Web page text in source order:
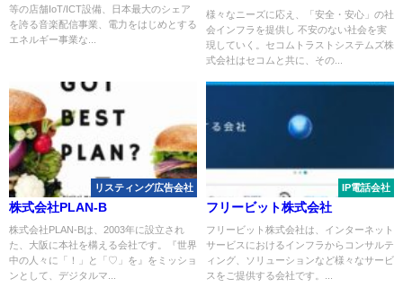
等の店舗IoT/ICT設備、日本最大のシェア
を誇る音楽配信事業、電力をはじめとする
エネルギー事業な...
様々なニーズに応え、「安全・安心」の社
会インフラを提供し 不安のない社会を実
現していく。セコムトラストシステムズ株
式会社はセコムと共に、その...
リスティング広告会社
株式会社PLAN-B
株式会社PLAN-Bは、2003年に設立され
た、大阪に本社を構える会社です。『世界
中の人々に「！」と「♡」を』をミッショ
ンとして、デジタルマ...
IP電話会社
フリービット株式会社
フリービット株式会社は、インターネット
サービスにおけるインフラからコンサルテ
ィング、ソリューションなど様々なサービ
スをご提供する会社です。...